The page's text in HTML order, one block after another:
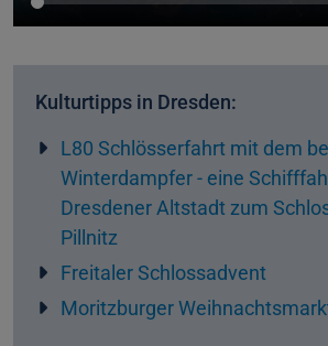
Kulturtipps in Dresden:
L80 Schlösserfahrt mit dem
Winterdampfer - eine
Dresdener Altstadt zum
Pillnitz
Freitaler Schlossadvent
Moritzburger